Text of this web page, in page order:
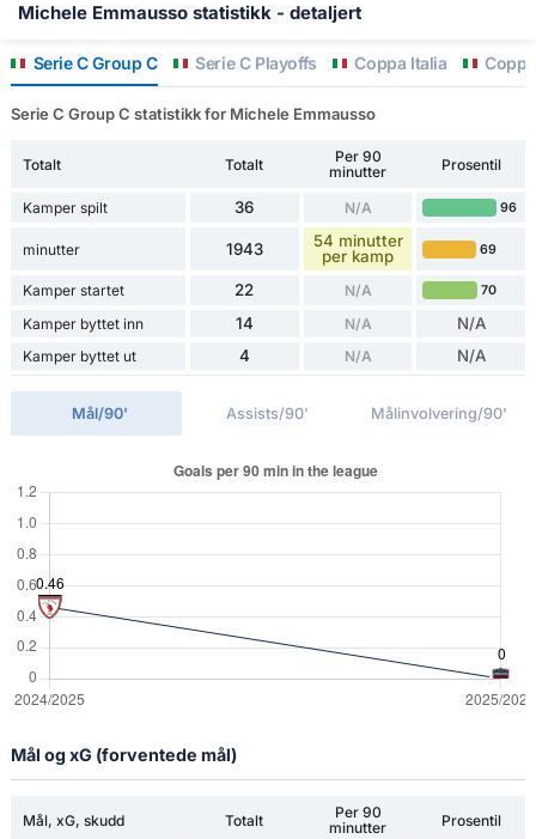
Michele Emmausso statistikk - detaljert
Serie C Group C Serie C Playoffs Coppa Italia
Serie C Group C statistikk for Michele Emmausso
Totalt Totalt
Per 90
minutter
Prosentil
Kamper spilt 36 N/A 96
minutter 1943
54 minutter
per kamp
69
Kamper startet 22 N/A 70
Kamper byttet inn 14 N/A N/A
Kamper byttet ut 4 N/A N/A
Mål/90' Assists/90' Målinvolvering/90'
Mål og xG (forventede mål)
Mål, xG, skudd Totalt
Per 90
minutter
Prosentil